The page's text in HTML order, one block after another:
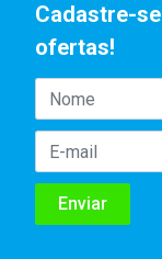
Cadastre-
ofertas!